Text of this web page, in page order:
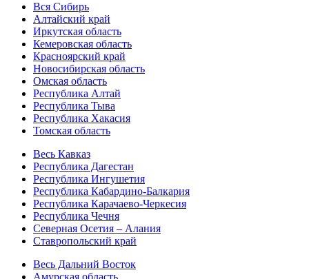
Вся Сибирь
Алтайский край
Иркутская область
Кемеровская область
Красноярский край
Новосибирская область
Омская область
Республика Алтай
Республика Тыва
Республика Хакасия
Томская область
Весь Кавказ
Республика Дагестан
Республика Ингушетия
Республика Кабардино-Балкария
Республика Карачаево-Черкесия
Республика Чечня
Северная Осетия – Алания
Ставропольский край
Весь Дальний Восток
Амурская область